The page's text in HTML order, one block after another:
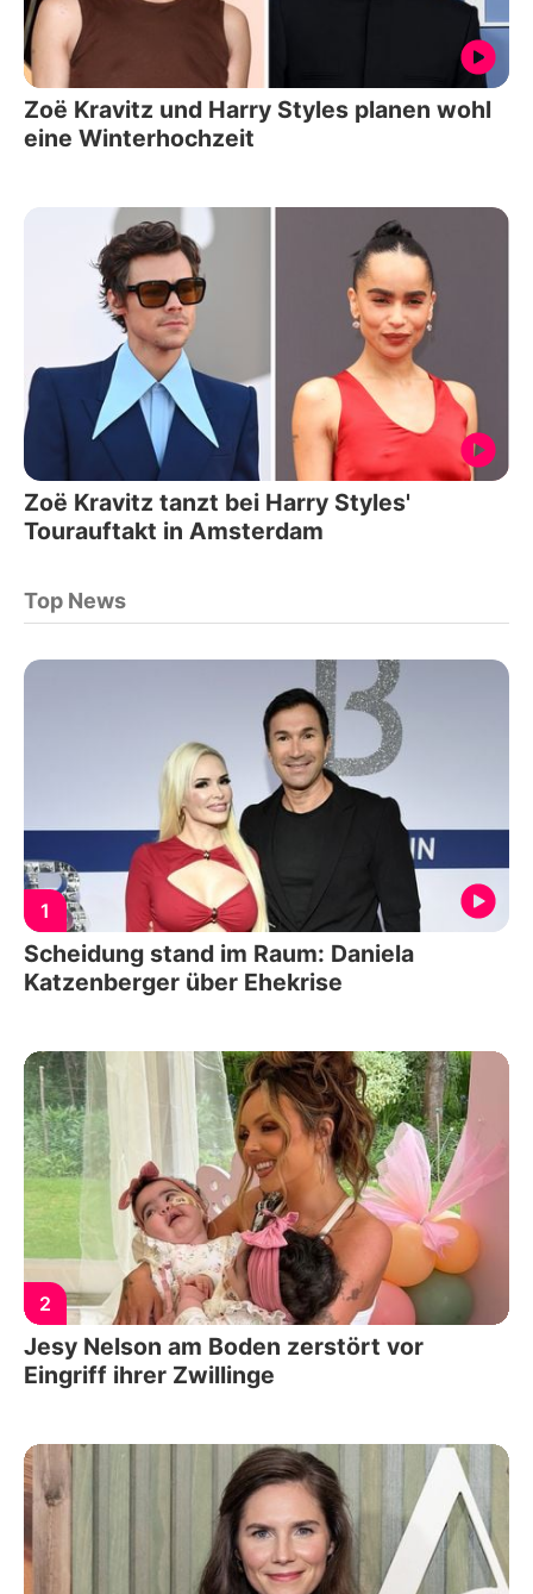
Zoë Kravitz und Harry Styles planen wohl
eine Winterhochzeit
Zoë Kravitz tanzt bei Harry Styles'
Tourauftakt in Amsterdam
Top News
1
Scheidung stand im Raum: Daniela
Katzenberger über Ehekrise
2
Jesy Nelson am Boden zerstört vor
Eingriff ihrer Zwillinge